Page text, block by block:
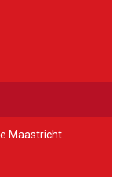
Maastricht